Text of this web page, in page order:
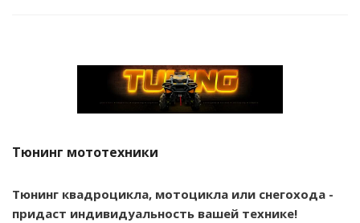
Тюнинг мототехники
Тюнинг квадроцикла, мотоцикла или снегохода -
придаст индивидуальность вашей технике!